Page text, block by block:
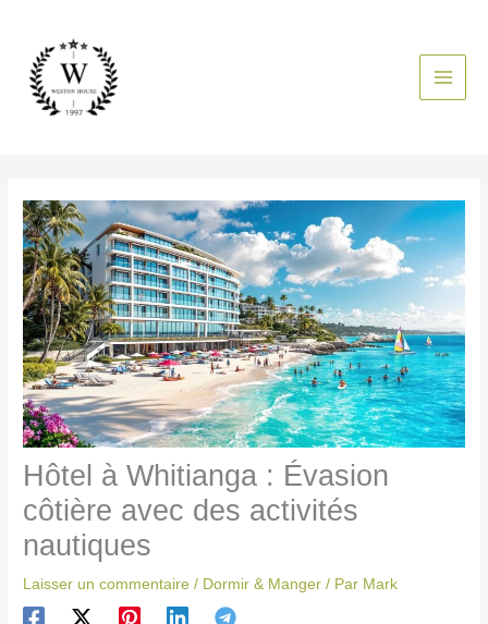
contenu
Hôtel à Whitianga : Évasion
côtière avec des activités
nautiques
Laisser un commentaire / Dormir & Manger / Par Mark